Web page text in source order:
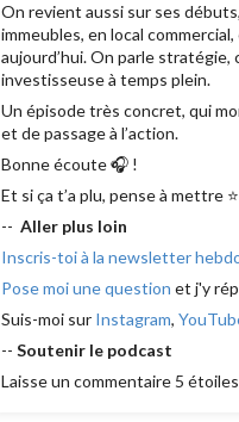
On revient aussi sur ses
immeubles, en local
aujourd’hui. On parle
investisseuse à temps plein.
Un épisode très concret, qui
et de passage à l’action.
Bonne écoute 🎧 !
Et si ça t’a plu, pense à mettre
-- Aller plus loin
Inscris-toi à la newsletter
Pose moi une question et j'y
Suis-moi sur Instagram,
-- Soutenir le podcast
Laisse un commentaire 5